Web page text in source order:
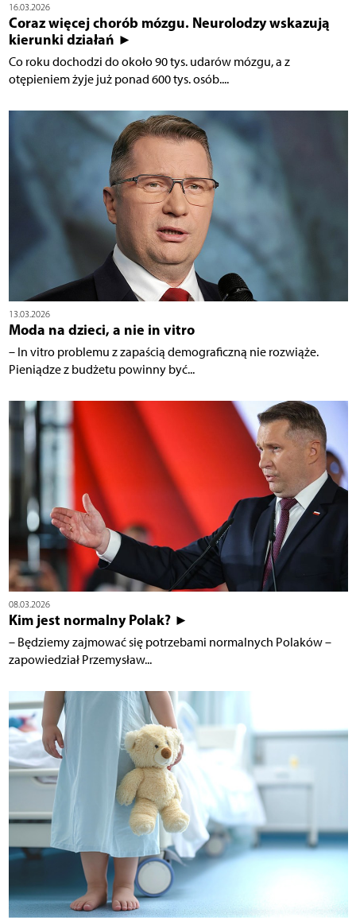
16.03.2026
Coraz więcej chorób mózgu. Neurolodzy wskazują
kierunki działań ►
Co roku dochodzi do około 90 tys. udarów mózgu, a z
otępieniem żyje już ponad 600 tys. osób....
13.03.2026
Moda na dzieci, a nie in vitro
– In vitro problemu z zapaścią demograficzną nie rozwiąże.
Pieniądze z budżetu powinny być...
08.03.2026
Kim jest normalny Polak? ►
– Będziemy zajmować się potrzebami normalnych Polaków –
zapowiedział Przemysław...